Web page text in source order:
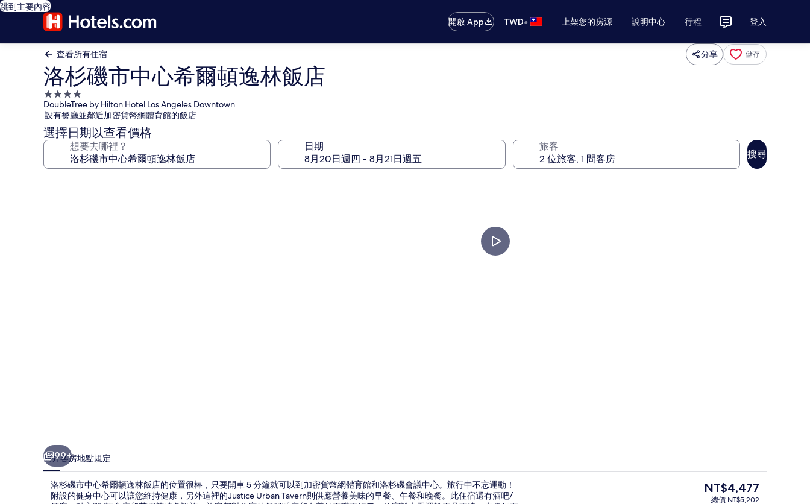
跳到主要內容
開啟 App
TWD• 上架您的房源 說明中心 行程 登入
查看所有住宿 分享 儲存
洛杉磯市中心希爾頓逸林飯店
4.0
星
級
住
宿
DoubleTree by Hilton Hotel Los Angeles Downtown
設有餐廳並鄰近加密貨幣網體育館的飯店
選擇日期以查看價格
想要去哪裡？ 日期 旅客
搜尋
相
片
集
99+
簡介客房地點規定
洛杉磯市中心希爾頓逸林飯店的位置很棒，只要開車 5 分鐘就可以到加密貨幣網體育館和洛杉磯會議中心。旅行中不忘運動！
附設的健身中心可以讓您維持健康，另外這裡的Justice Urban Tavern則供應營養美味的早餐、午餐和晚餐。此住宿還有酒吧/
目
前
NT$4,477
總價 NT$5,202